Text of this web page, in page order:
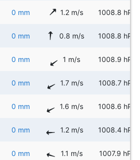
0 mm 1.2 m/s 1008.8 hPa
0 mm 0.8 m/s 1008.8 hPa
0 mm 1 m/s 1008.9 hPa
0 mm 1.7 m/s 1008.7 hPa
0 mm 1.6 m/s 1008.6 hPa
0 mm 1.2 m/s 1008.4 hPa
0 mm 1.1 m/s 1007.9 hPa